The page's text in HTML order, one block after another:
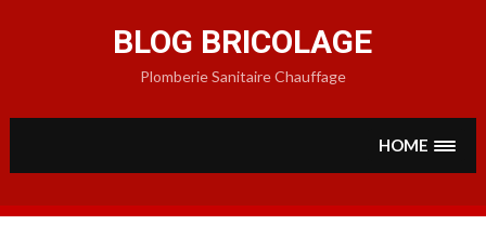
content
BLOG BRICOLAGE
Plomberie Sanitaire Chauffage
HOME